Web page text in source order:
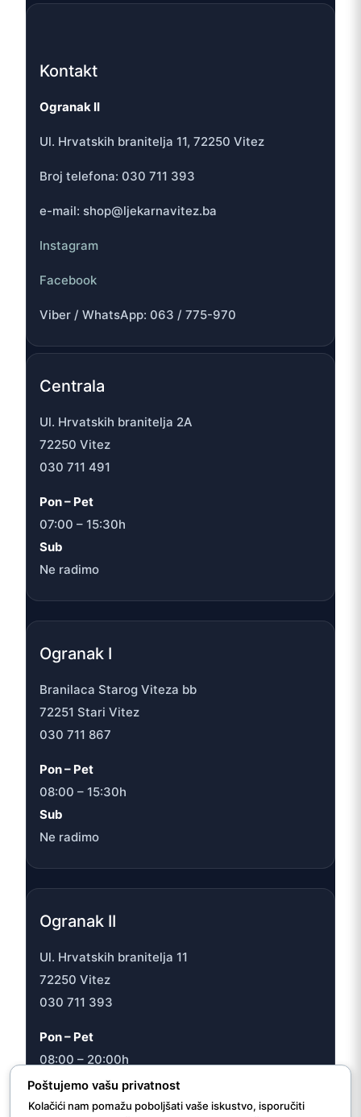
Kontakt
Ogranak II
Ul. Hrvatskih branitelja 11, 72250 Vitez
Broj telefona: 030 711 393
e-mail: shop@ljekarnavitez.ba
Instagram
Facebook
Viber / WhatsApp: 063 / 775-970
Centrala
Ul. Hrvatskih branitelja 2A
72250 Vitez
030 711 491
Pon – Pet
07:00 – 15:30h
Sub
Ne radimo
Ogranak I
Branilaca Starog Viteza bb
72251 Stari Vitez
030 711 867
Pon – Pet
08:00 – 15:30h
Sub
Ne radimo
Ogranak II
Ul. Hrvatskih branitelja 11
72250 Vitez
030 711 393
Pon – Pet
08:00 – 20:00h
Sub
08:00 – 16:30h
Poštujemo vašu privatnost
Kolačići nam pomažu poboljšati vaše iskustvo, isporučiti